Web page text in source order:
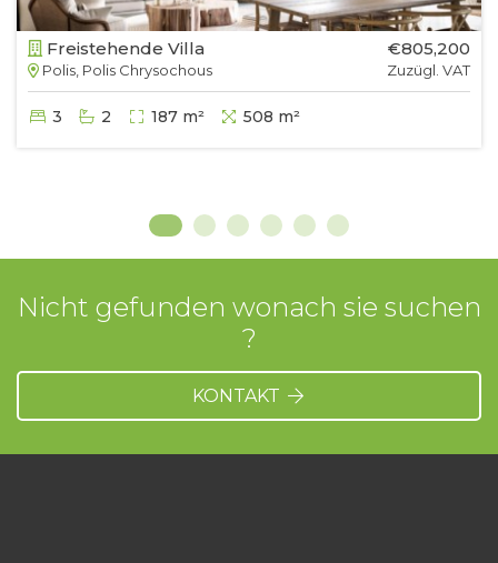
Freistehende Villa
Polis, Polis Chrysochous
€805,200
Zuzügl. VAT
3 2 187 m² 508 m²
Nicht gefunden wonach sie suchen
?
KONTAKT